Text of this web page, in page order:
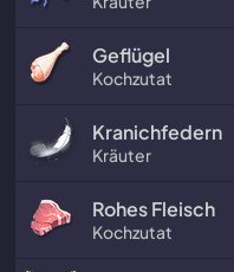
Geflügel
Kochzutat
Kranichfedern
Kräuter
Rohes Fleisch
Kochzutat